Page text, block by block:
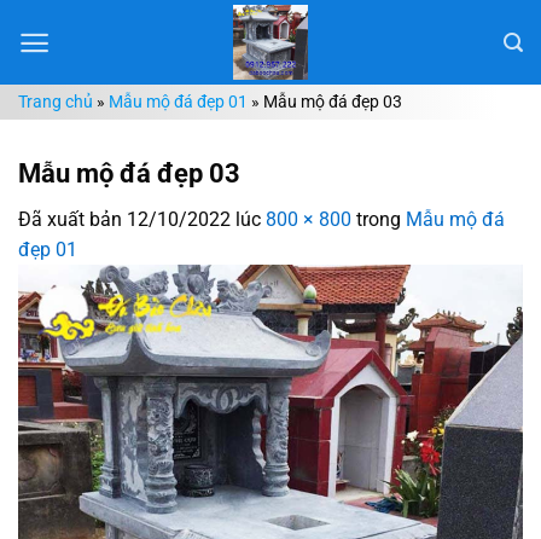
đến
dungTrang chủ » Mẫu mộ đá đẹp 01 » Mẫu mộ đá đẹp 03
Mẫu mộ đá đẹp 03
Đã xuất bản 12/10/2022 lúc 800 × 800 trong Mẫu mộ đá
đẹp 01